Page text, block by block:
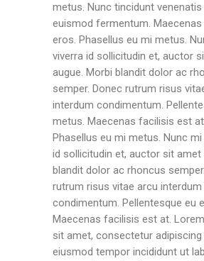
metus. Nunc tincidunt venenatis
euismod fermentum. Maecenas
eros. Phasellus eu mi metus.
viverra id sollicitudin et, auctor
augue. Morbi blandit dolor ac
semper. Donec rutrum risus
interdum condimentum.
metus. Maecenas facilisis est
Phasellus eu mi metus. Nunc mi
id sollicitudin et, auctor sit amet
blandit dolor ac rhoncus
rutrum risus vitae arcu interdum
condimentum. Pellentesque eu
Maecenas facilisis est at.
sit amet, consectetur adipiscing
eiusmod tempor incididunt ut